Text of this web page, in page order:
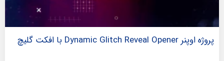
پروژه اوپنر Dynamic Glitch Reveal Opener با افکت گلیچ